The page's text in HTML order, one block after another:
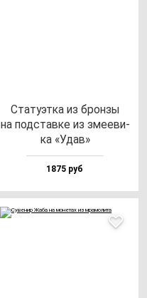
Ста­ту­эт­ка из брон­зы
на под­став­ке из зме­еви­
ка «Удав»
1875 руб